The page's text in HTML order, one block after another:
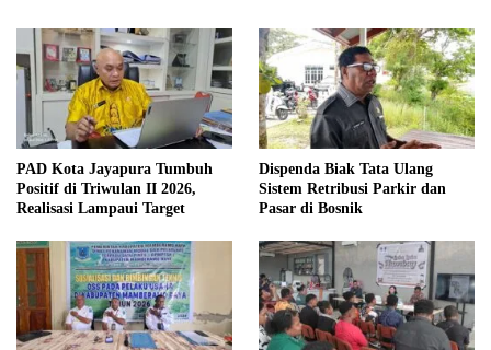
PAD Kota Jayapura Tumbuh
Positif di Triwulan II 2026,
Realisasi Lampaui Target
Dispenda Biak Tata Ulang
Sistem Retribusi Parkir dan
Pasar di Bosnik